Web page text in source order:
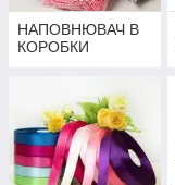
НАПОВНЮВАЧ В
КОРОБКИ